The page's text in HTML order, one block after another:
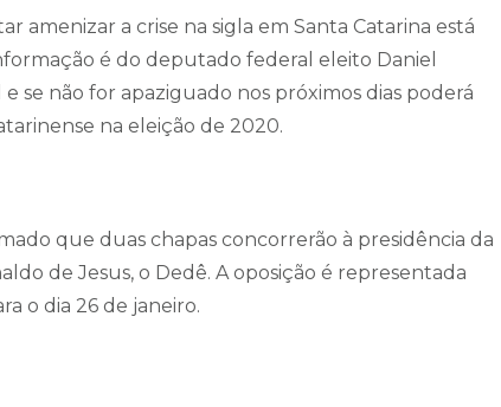
amenizar a crise na sigla em Santa Catarina está
é do deputado federal eleito Daniel
se não for apaziguado nos próximos dias poderá
na eleição de 2020.
que duas chapas concorrerão à presidência da
de Jesus, o Dedê. A oposição é representada
o dia 26 de janeiro.